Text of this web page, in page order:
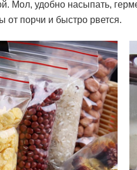
Мол, удобно насыпать,
от порчи и быстро рвется.